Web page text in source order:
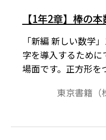
【1年2章】棒の
「新編 新しい数学
字を導入するため
場面です。正方形を
図を使って説明さ
東京書籍